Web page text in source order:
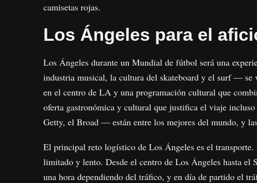
camisetas rojas.
Los Ángeles para el
Los Ángeles durante un Mundial de fútbol será una
industria musical, la cultura del skateboard y el surf — se
en el centro de LA y una programación cultural que
oferta gastronómica y cultural que justifica el viaje
Getty, el Broad — están entre los mejores del mundo, y
El principal reto logístico de Los Ángeles es el
limitado y lento. Desde el centro de Los Ángeles hasta el
una hora dependiendo del tráfico, y en día de partido el